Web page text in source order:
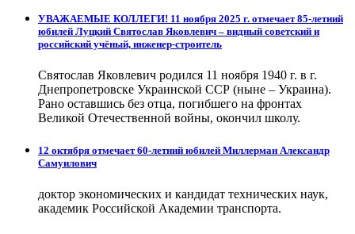
УВАЖАЕМЫЕ КОЛЛЕГИ! 11 ноября 2025 г. отмечает 85-летний
юбилей Луцкий Святослав Яковлевич – видный советский и
российский учёный, инженер-строитель
Святослав Яковлевич родился 11 ноября 1940 г. в г.
Днепропетровске Украинской ССР (ныне – Украина).
Рано оставшись без отца, погибшего на фронтах
Великой Отечественной войны, окончил школу.
12 октября отмечает 60-летний юбилей Миллерман Александр
Самуилович
доктор экономических и кандидат технических наук,
академик Российской Академии транспорта.